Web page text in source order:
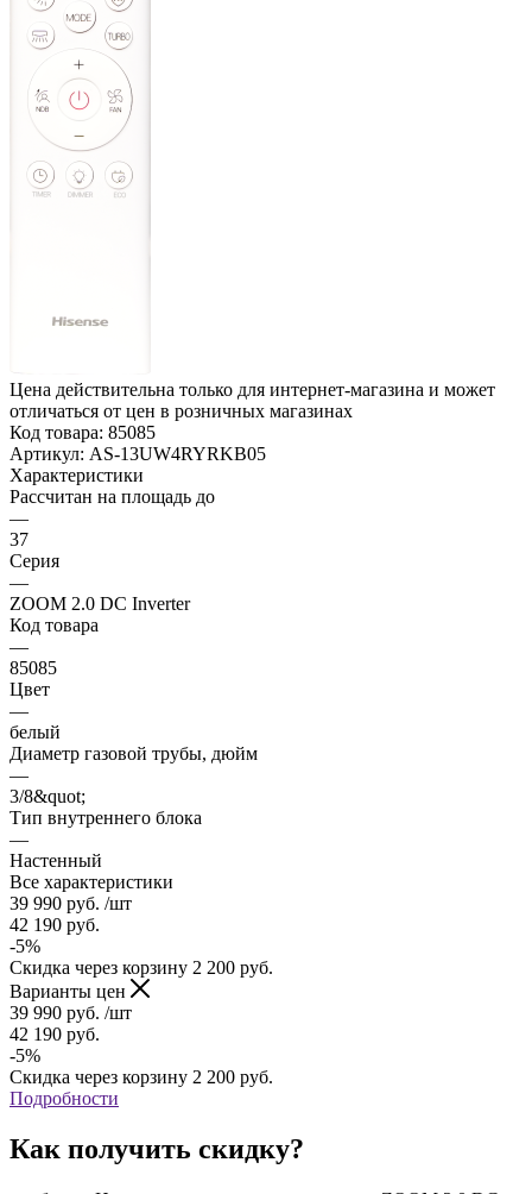
Цена действительна только для интернет-магазина и может
отличаться от цен в розничных магазинах
Код товара: 85085
Артикул: AS-13UW4RYRKB05
Характеристики
Рассчитан на площадь до
—
37
Серия
—
ZOOM 2.0 DC Inverter
Код товара
—
85085
Цвет
—
белый
Диаметр газовой трубы, дюйм
—
3/8&quot;
Тип внутреннего блока
—
Настенный
Все характеристики
39 990 руб. /шт
42 190 руб.
-5%
Скидка через корзину 2 200 руб.
Варианты цен
39 990 руб. /шт
42 190 руб.
-5%
Скидка через корзину 2 200 руб.
Подробности
Как получить скидку?